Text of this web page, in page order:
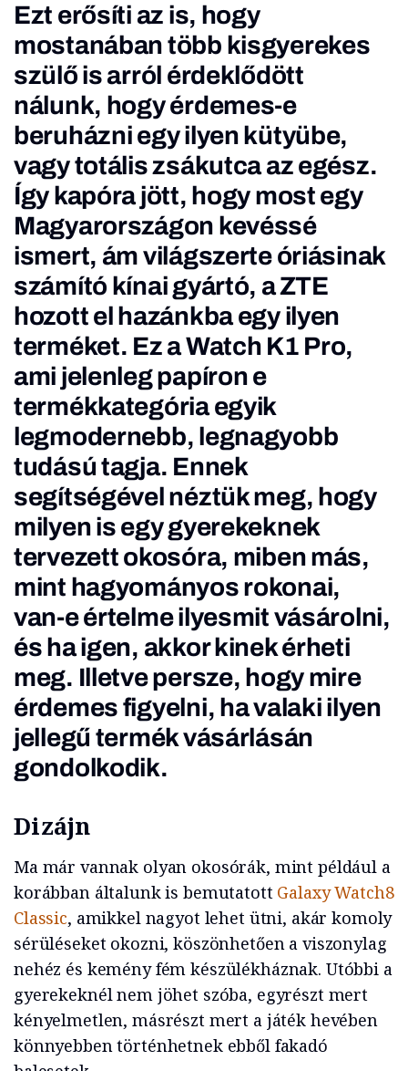
Ezt erősíti az is, hogy
mostanában több kisgyerekes
szülő is arról érdeklődött
nálunk, hogy érdemes-e
beruházni egy ilyen kütyübe,
vagy totális zsákutca az egész.
Így kapóra jött, hogy most egy
Magyarországon kevéssé
ismert, ám világszerte óriásinak
számító kínai gyártó, a ZTE
hozott el hazánkba egy ilyen
terméket. Ez a Watch K1 Pro,
ami jelenleg papíron e
termékkategória egyik
legmodernebb, legnagyobb
tudású tagja. Ennek
segítségével néztük meg, hogy
milyen is egy gyerekeknek
tervezett okosóra, miben más,
mint hagyományos rokonai,
van-e értelme ilyesmit vásárolni,
és ha igen, akkor kinek érheti
meg. Illetve persze, hogy mire
érdemes figyelni, ha valaki ilyen
jellegű termék vásárlásán
gondolkodik.
Dizájn
Ma már vannak olyan okosórák, mint például a
korábban általunk is bemutatott Galaxy Watch8
Classic, amikkel nagyot lehet ütni, akár komoly
sérüléseket okozni, köszönhetően a viszonylag
nehéz és kemény fém készülékháznak. Utóbbi a
gyerekeknél nem jöhet szóba, egyrészt mert
kényelmetlen, másrészt mert a játék hevében
könnyebben történhetnek ebből fakadó